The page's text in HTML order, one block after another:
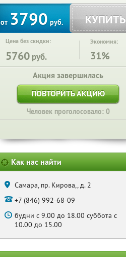
от 3790 руб. КУПИТЬ
Цена без скидки:
5760 руб.
Экономия:
31%
Акция завершилась
ПОВТОРИТЬ АКЦИЮ
Человек проголосовало: 0
Как нас найти
Самара, пр. Кирова,, д. 2
+7 (846) 992-68-09
будни с 9.00 до 18.00 суббота с
10.00 до 15.00